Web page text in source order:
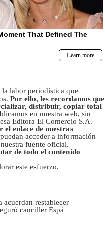
labor periodística que
Por ello, les recordamos que
distribuir, copiar total
en nuestra web, sin
Editora El Comercio S.A.
enlace de nuestras
acceder a información
fuente oficial.
de todo el contenido
este esfuerzo.
acuerdan restablecer
canciller Espá